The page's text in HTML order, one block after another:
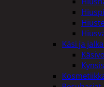
Käsi ja